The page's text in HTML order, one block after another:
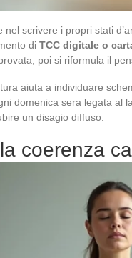
nel scrivere i propri stati
di TCC digitale o
poi si riformula il
aiuta a individuare
domenica sera legata al
un disagio diffuso.
coerenza